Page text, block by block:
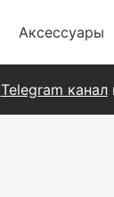
Аксессуары
Telegram канал